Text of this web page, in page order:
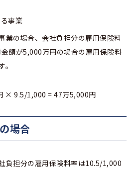
事業
業の場合、会社負担分の雇用保険料
額が5,000万円の場合の雇用保険料
× 9.5/1,000 = 47万5,000円
場合
負担分の雇用保険料率は10.5/1,000